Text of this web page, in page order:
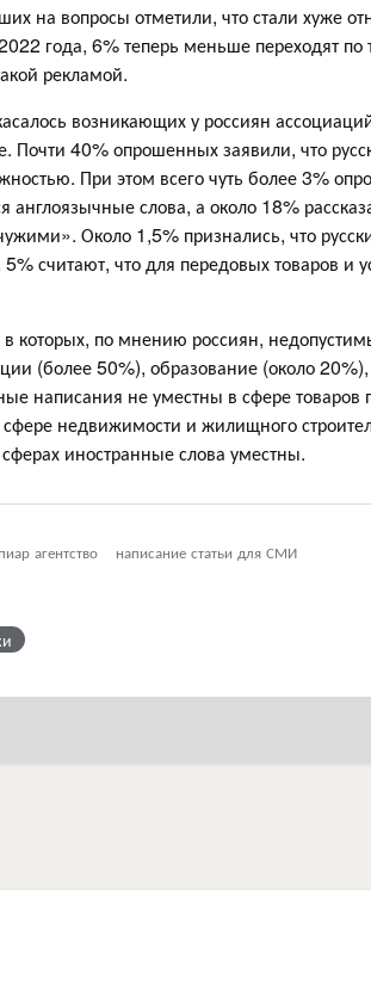
на вопросы отметили, что стали хуже
года, 6% теперь меньше переходят
рекламой.
возникающих у россиян
40% опрошенных заявили, что
При этом всего чуть более 3%
слова, а около 18%
Около 1,5% признались, что
считают, что для передовых товаров и
в которых, по мнению россиян,
(более 50%), образование (около
написания не уместны в сфере товаров
недвижимости и жилищного
иностранные слова уместны.
пиар агентство написание статьи для СМИ